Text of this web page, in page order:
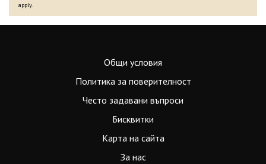
apply.
Общи условия
Политика за поверителност
Често задавани въпроси
Бисквитки
Карта на сайта
За нас